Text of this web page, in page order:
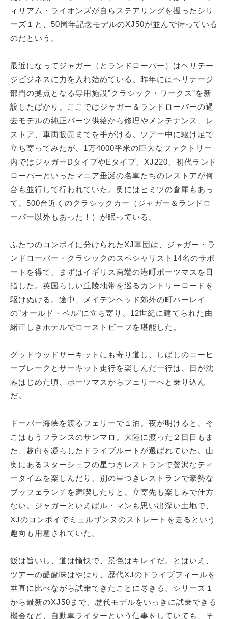
ィリアム・ライオンズが自らステアリングを握ったシリ
ーズ１と、50周年記念モデルのXJ50が並んで待っている
のだという。
最近になってジャガー（とランドローバー）はヘリテー
ジビジネスに力を入れ始めている。昨年にはヘリテージ
部門の拠点となる専用施設”クラシック・ワークス”を新
設したばかり。ここではジャガー＆ランドローバーの過
去モデルの純正パーツ供給から修理やメンテナンス、レ
ストア、車両販売までを手がける。ツアー中に駆け足で
立ち寄ってみたが、1万4000平米の巨大なファクトリー
内ではジャガーDタイプやEタイプ、XJ220、初代ランド
ローバーといったマニア垂涎の名車たちのレストアが何
台も並行して行われていた。奥にはヒミツの倉庫もあっ
て、500台近くのクラシックカー（ジャガー＆ランドロ
ーバー以外もあった！）が眠っている。
ふたつのコンボイに分けられたXJ軍団は、ジャガー・ラ
ンドローバー・クラシックのスペシャリスト14名のサポ
ートを得て、まずはイギリス南端の港町ポーツマスを目
指した。英国らしい丘陵地帯を巡るカントリーロードを
駆けぬける。途中、メイデンヘッド郊外の町ハーレイ
の”オールド・ベル”に立ち寄り、12世紀に建てられた由
緒正しきホテルでローストビーフを堪能した。
グッドウッドサーキットにも寄り道し、しばしのコーヒ
ーブレークとサーキット走行を楽しんだ一行は、日が沈
みはじめた頃、ポーツマスからフェリーへと乗り込ん
だ。
ドーバー海峡を渡るフェリーで１泊。夜が明けると、そ
こはもうフランスのサンマロ。大陸に渡った２日目もま
た、趣向を凝らしたドライブルートが選ばれていた。山
奥にあるスターシェフの星つきレストランで贅沢なティ
ータイムを楽しんだり、別の星つきレストランで豪勢な
ブッフェランチを満喫したりと、立寄先も楽しみで仕方
ない。ジャガーといえばル・マンも思い出深い土地で、
XJのコンボイでミュルザンヌのストレートを走るという
趣向も用意されていた。
飯は旨いし、道は愉快で、景色はキレイだ。とはいえ、
ツアーの醍醐味はやはり、歴代XJのドライブフィールを
垂直に比べながら試乗できたことに尽きる。シリーズ１
から最新のXJ50まで、歴代モデルをいっきに試乗できる
機会など、自動車ライターという仕事をしていても、そ